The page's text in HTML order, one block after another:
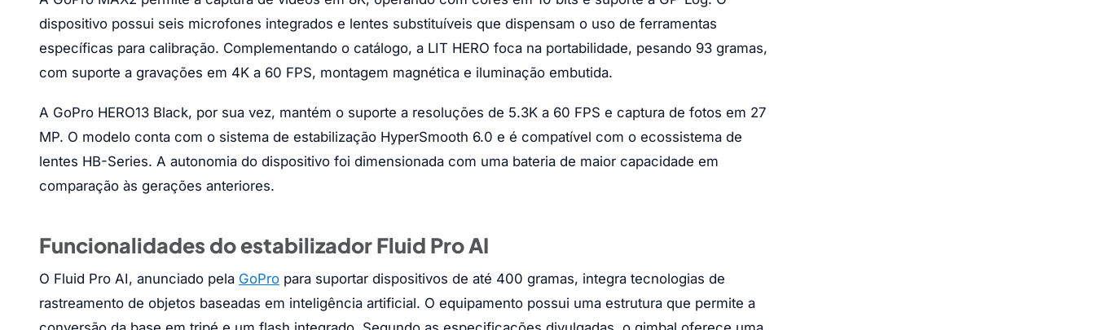
dispositivo possui seis microfones integrados e lentes substituíveis que dispensam o uso de ferramentas
específicas para calibração. Complementando o catálogo, a LIT HERO foca na portabilidade, pesando 93 gramas,
com suporte a gravações em 4K a 60 FPS, montagem magnética e iluminação embutida.
A GoPro HERO13 Black, por sua vez, mantém o suporte a resoluções de 5.3K a 60 FPS e captura de fotos em 27
MP. O modelo conta com o sistema de estabilização HyperSmooth 6.0 e é compatível com o ecossistema de
lentes HB-Series. A autonomia do dispositivo foi dimensionada com uma bateria de maior capacidade em
comparação às gerações anteriores.
Funcionalidades do estabilizador Fluid Pro AI
O Fluid Pro AI, anunciado pela GoPro para suportar dispositivos de até 400 gramas, integra tecnologias de
rastreamento de objetos baseadas em inteligência artificial. O equipamento possui uma estrutura que permite a